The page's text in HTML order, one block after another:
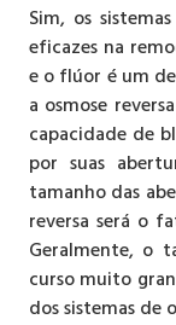
Sim, os
eficazes na
e o flúor é um
a osmose
capacidade de
por suas
tamanho das
reversa será o
Geralmente, o
curso muito
dos sistemas de